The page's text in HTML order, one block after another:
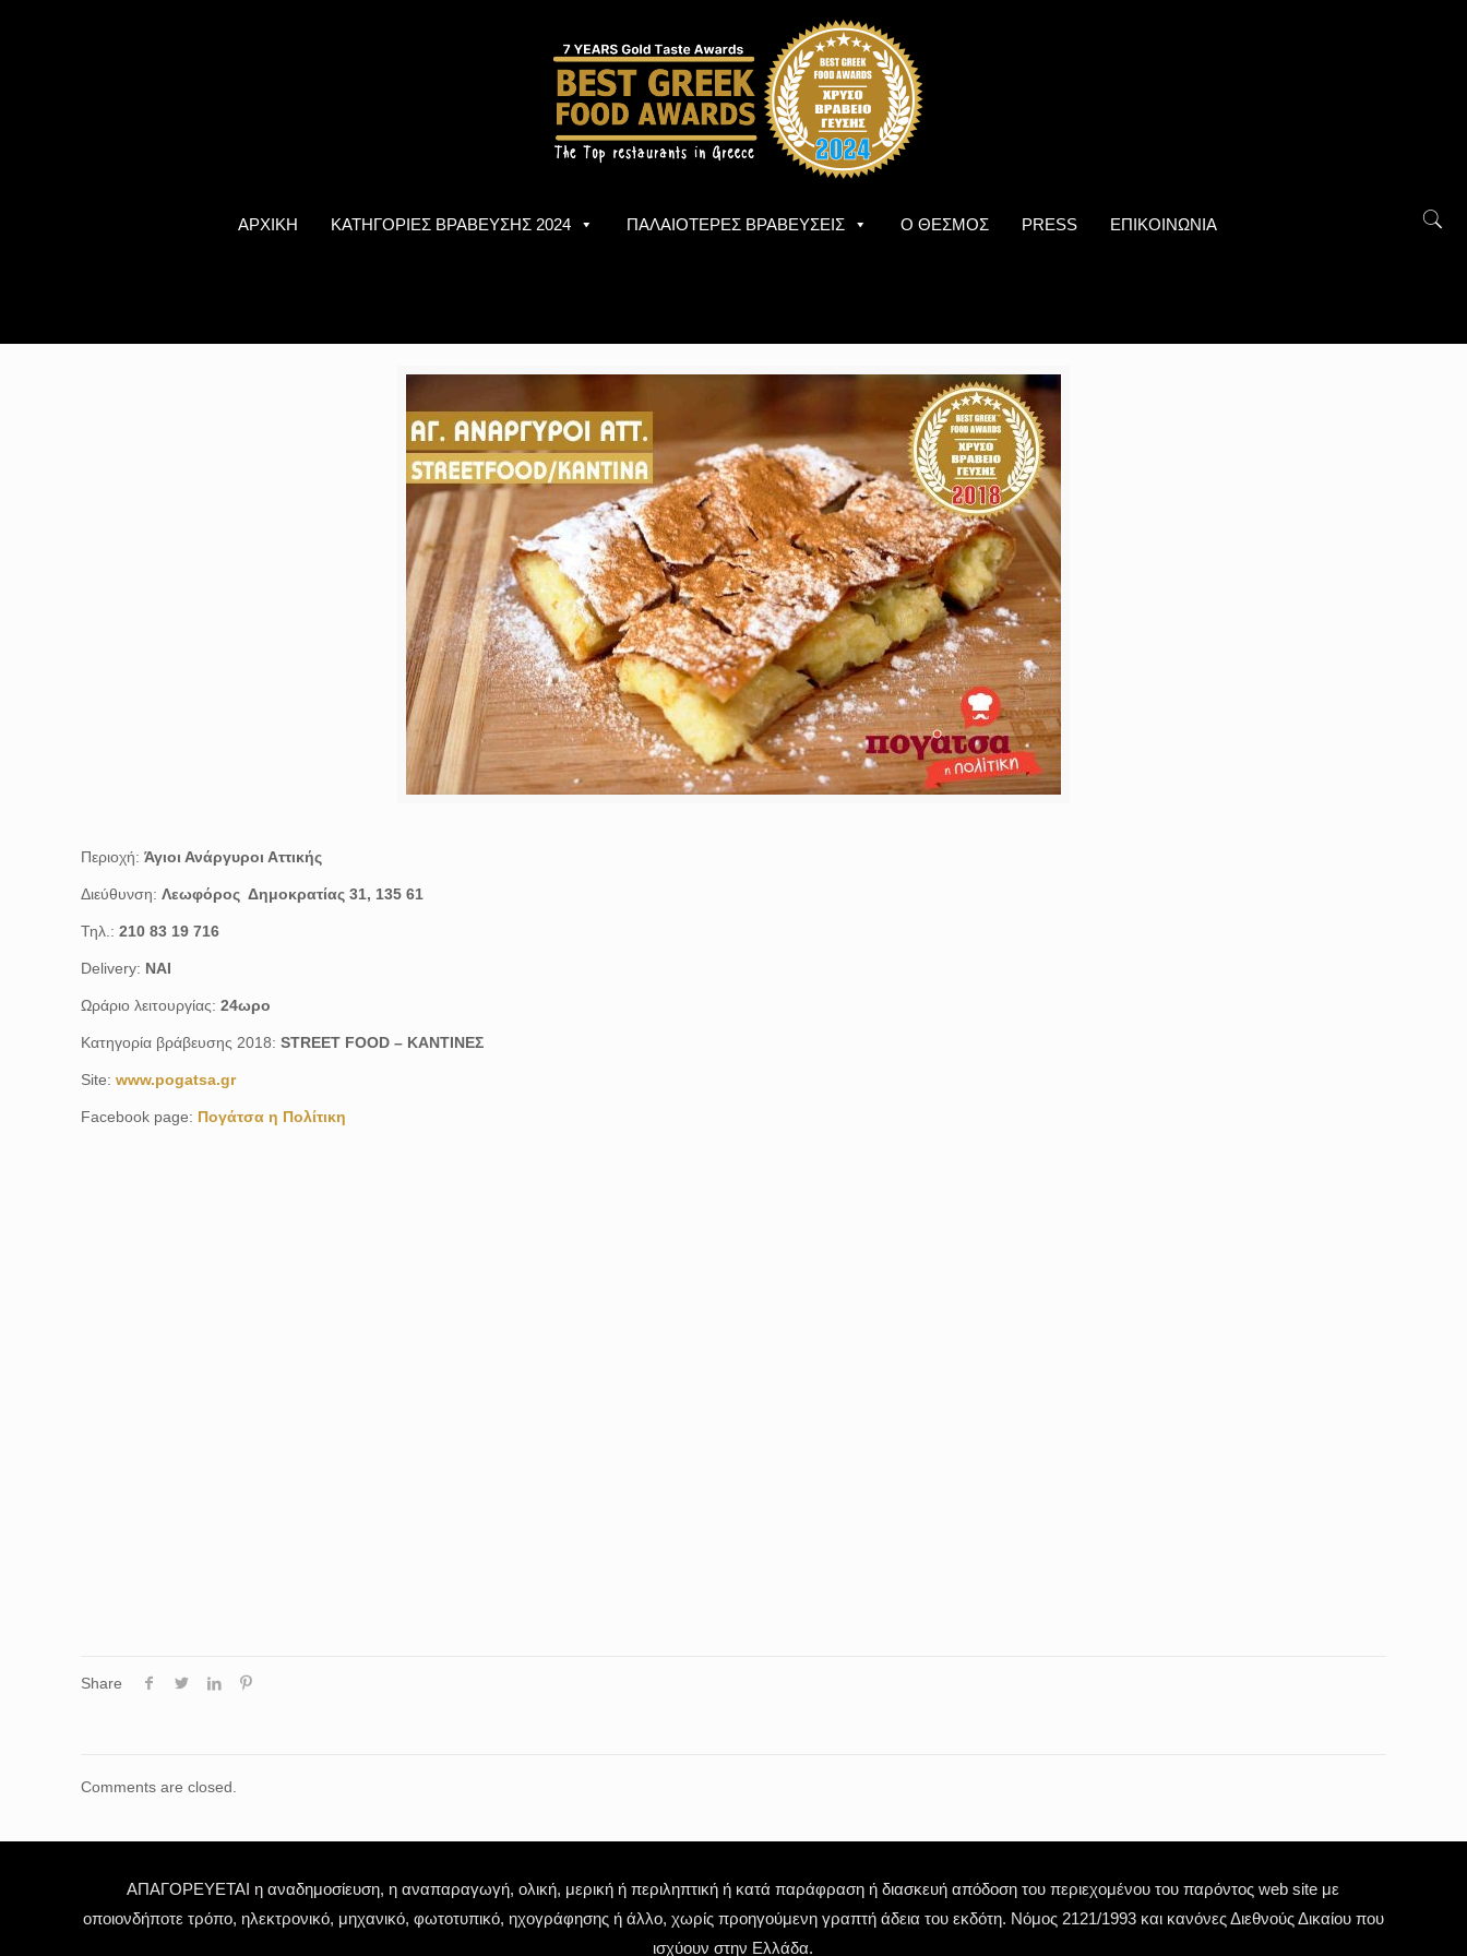
ΑΡΧΙΚΗ ΚΑΤΗΓΟΡΙΕΣ ΒΡΑΒΕΥΣΗΣ 2024 ΠΑΛΑΙΟΤΕΡΕΣ ΒΡΑΒΕΥΣΕΙΣ Ο ΘΕΣΜΟΣ PRESS ΕΠΙΚΟΙΝΩΝΙΑ
Περιοχή:Άγιοι Ανάργυροι Αττικής
Διεύθυνση:Λεωφόρος Δημοκρατίας 31, 135 61
Τηλ.:210 83 19 716
Delivery: ΝΑΙ
Ωράριο λειτουργίας:24ωρο
Κατηγορία βράβευσης 2018:STREET FOOD – KANΤΙΝΕΣ
Site:www.pogatsa.gr
Facebook page: Πογάτσα η Πολίτικη
Share
Comments are closed.
ΑΠΑΓΟΡΕΥΕΤΑΙ η αναδημοσίευση, η αναπαραγωγή, ολική, μερική ή περιληπτική ή κατά παράφραση ή διασκευή απόδοση του περιεχομένου του παρόντος web site με
οποιονδήποτε τρόπο, ηλεκτρονικό, μηχανικό, φωτοτυπικό, ηχογράφησης ή άλλο, χωρίς προηγούμενη γραπτή άδεια του εκδότη. Νόμος 2121/1993 και κανόνες Διεθνούς Δικαίου που
ισχύουν στην Ελλάδα.